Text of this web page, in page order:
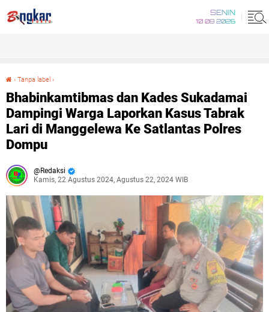
SENIN
10 08 2026
› Tanpa label ›
Bhabinkamtibmas dan Kades Sukadamai
Dampingi Warga Laporkan Kasus Tabrak
Lari di Manggelewa Ke Satlantas Polres
Dompu
Redaksi
Kamis, 22 Agustus 2024, Agustus 22, 2024 WIB